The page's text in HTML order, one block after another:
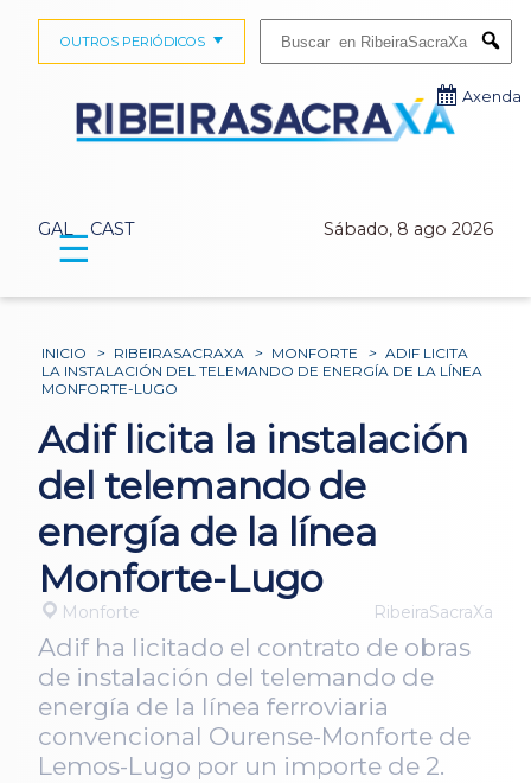
GAL CAST Sábado, 8 ago 2026
OUTROS PERIÓDICOS
Axenda
☰
INICIO > RIBEIRASACRAXA > MONFORTE > ADIF LICITA
LA INSTALACIÓN DEL TELEMANDO DE ENERGÍA DE LA LÍNEA
MONFORTE-LUGO
Adif licita la instalación
del telemando de
energía de la línea
Monforte-Lugo
Monforte RibeiraSacraXa
Adif ha licitado el contrato de obras
de instalación del telemando de
energía de la línea ferroviaria
convencional Ourense-Monforte de
Lemos-Lugo por un importe de 2.